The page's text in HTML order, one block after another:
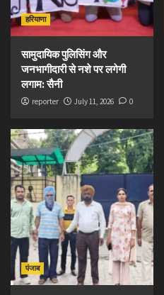
हरियाणा
सामुदायिक पुलिसिंग और
जनभागीदारी से नशे पर लगेगी
लगाम: सैनी
reporter July 11, 2026 0
पंजाब